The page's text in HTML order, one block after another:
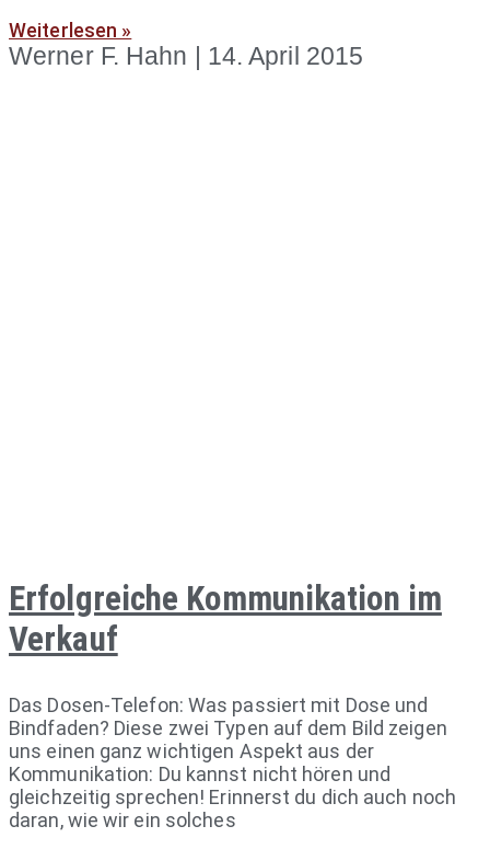
Weiterlesen »
Werner F. Hahn 14. April 2015
Erfolgreiche Kommunikation im
Verkauf
Das Dosen-Telefon: Was passiert mit Dose und
Bindfaden? Diese zwei Typen auf dem Bild zeigen
uns einen ganz wichtigen Aspekt aus der
Kommunikation: Du kannst nicht hören und
gleichzeitig sprechen! Erinnerst du dich auch noch
daran, wie wir ein solches